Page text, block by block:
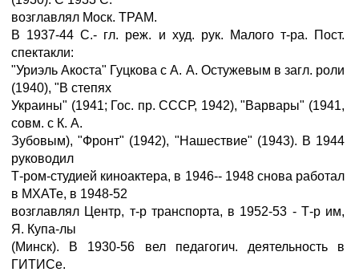
возглавлял Моск. ТРАМ.
В 1937-44 С.- гл. реж. и худ. рук. Малого т-ра. Пост.
спектакли:
"Уриэль Акоста" Гуцкова с А. А. Остужевым в загл. роли
(1940), "В степях
Украины" (1941; Гос. пр. СССР, 1942), "Варвары" (1941,
совм. с К. А.
Зубовым), "Фронт" (1942), "Нашествие" (1943). В 1944
руководил
Т-ром-студией киноактера, в 1946-- 1948 снова работал
в МХАТе, в 1948-52
возглавлял Центр, т-р транспорта, в 1952-53 - Т-р им,
Я. Купа-лы
(Минск). В 1930-56 вел педагогич. деятельность в
ГИТИСе.